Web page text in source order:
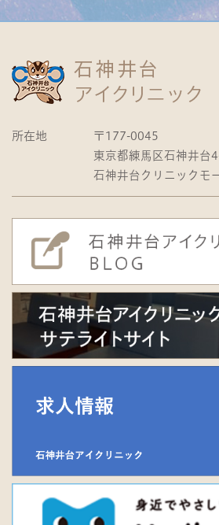
所在地
〒177-0045
東京都練馬区石神井台
石神井台クリニックモ